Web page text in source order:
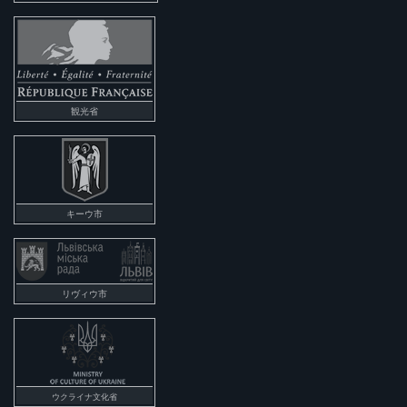
観光省
キーウ市
リヴィウ市
ウクライナ文化省